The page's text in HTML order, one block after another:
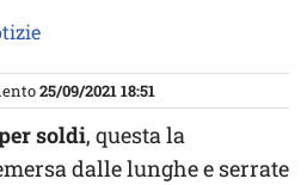
25/09/2021 18:51
soldi, questa la
dalle lunghe e serrate